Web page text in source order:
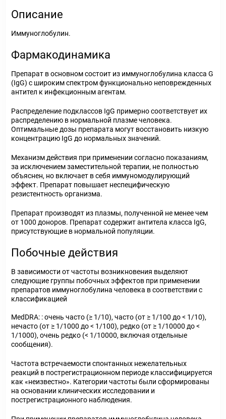
Описание
Иммуноглобулин.
Фармакодинамика
Препарат в основном состоит из иммуноглобулина класса G
(IgG) с широким спектром функционально неповрежденных
антител к инфекционным агентам.
Распределение подклассов IgG примерно соответствует их
распределению в нормальной плазме человека.
Оптимальные дозы препарата могут восстановить низкую
концентрацию IgG до нормальных значений.
Механизм действия при применении согласно показаниям,
за исключением заместительной терапии, не полностью
объяснен, но включает в себя иммуномодулирующий
эффект. Препарат повышает неспецифическую
резистентность организма.
Препарат производят из плазмы, полученной не менее чем
от 1000 доноров. Препарат содержит антитела класса IgG,
присутствующие в нормальной популяции.
Побочные действия
В зависимости от частоты возникновения выделяют
следующие группы побочных эффектов при применении
препаратов иммуноглобулина человека в соответствии с
классификацией
MedDRA: : очень часто (≥ 1/10), часто (от ≥ 1/100 до < 1/10),
нечасто (от ≥ 1/1000 до < 1/100), редко (от ≥ 1/10000 до <
1/1000), очень редко (< 1/10000, включая отдельные
сообщения).
Частота встречаемости спонтанных нежелательных
реакций в пострегистрационном периоде классифицируется
как «неизвестно». Категории частоты были сформированы
на основании клинических исследовании и
пострегистрационного наблюдения.